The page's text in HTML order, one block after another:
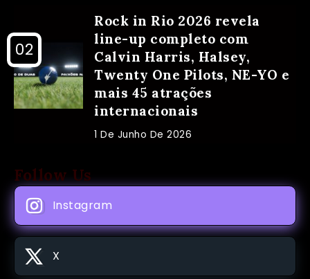
Rock in Rio 2026 revela
line-up completo com
Calvin Harris, Halsey,
Twenty One Pilots, NE-YO e
mais 45 atrações
internacionais
1 De Junho De 2026
Follow Us
Instagram
X